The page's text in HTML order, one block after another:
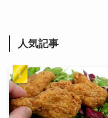
人気記事